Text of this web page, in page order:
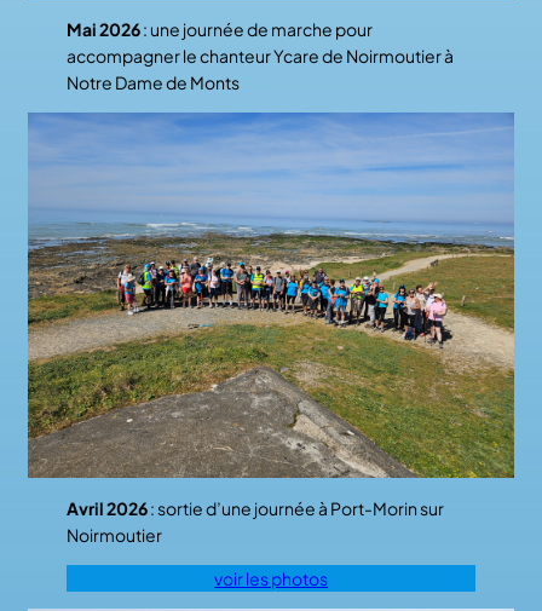
Mai 2026: une journée de marche pour
accompagner le chanteur Ycare de Noirmoutier à
Notre Dame de Monts
Avril 2026: sortie d’une journée à Port-Morin sur
Noirmoutier
voir les photos